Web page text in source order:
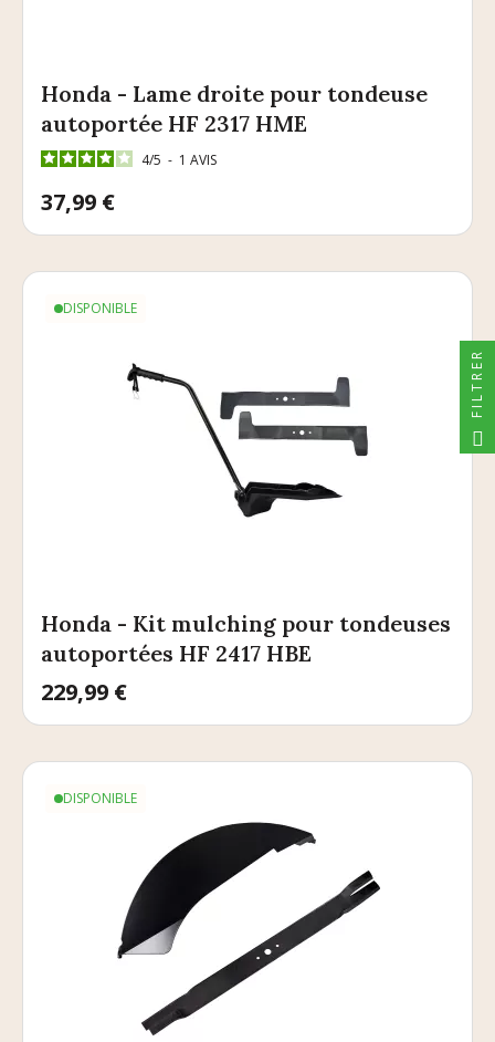
Honda - Lame droite pour tondeuse
autoportée HF 2317 HME
4/5 - 1 AVIS
Prix
37,99 €
DISPONIBLE
Honda - Kit mulching pour tondeuses
autoportées HF 2417 HBE
Prix
229,99 €
DISPONIBLE
FILTRER